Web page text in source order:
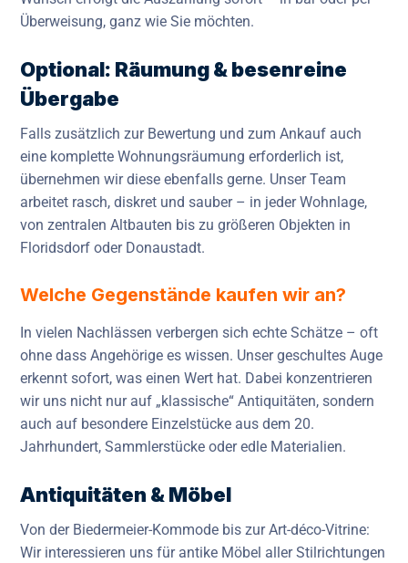
Überweisung, ganz wie Sie möchten.
Optional: Räumung & besenreine
Übergabe
Falls zusätzlich zur Bewertung und zum Ankauf auch
eine komplette Wohnungsräumung erforderlich ist,
übernehmen wir diese ebenfalls gerne. Unser Team
arbeitet rasch, diskret und sauber – in jeder Wohnlage,
von zentralen Altbauten bis zu größeren Objekten in
Floridsdorf oder Donaustadt.
Welche Gegenstände kaufen wir an?
In vielen Nachlässen verbergen sich echte Schätze – oft
ohne dass Angehörige es wissen. Unser geschultes Auge
erkennt sofort, was einen Wert hat. Dabei konzentrieren
wir uns nicht nur auf „klassische“ Antiquitäten, sondern
auch auf besondere Einzelstücke aus dem 20.
Jahrhundert, Sammlerstücke oder edle Materialien.
Antiquitäten & Möbel
Von der Biedermeier-Kommode bis zur Art-déco-Vitrine:
Wir interessieren uns für antike Möbel aller Stilrichtungen